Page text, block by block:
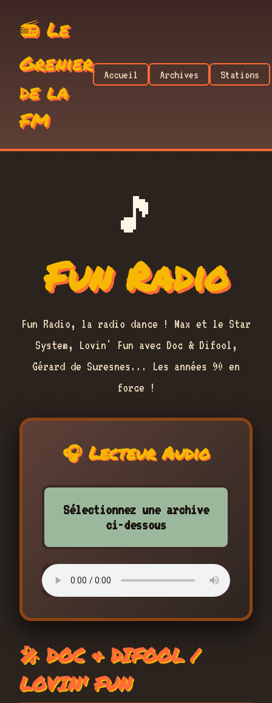
📻 Le
Grenier
de la
FM
Accueil Archives Stations
🎵
Fun Radio
Fun Radio, la radio dance ! Max et le Star
System, Lovin' Fun avec Doc & Difool,
Gérard de Suresnes... Les années 90 en
force !
🎧 Lecteur Audio
Sélectionnez une archive
ci-dessous
🎤 DOC & DIFOOL /
LOVIN' FUN